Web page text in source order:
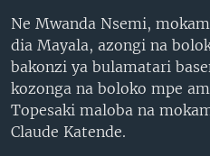
Ne Mwanda Nsemi,
dia Mayala, azongi na
bakonzi ya bulamatari
kozonga na boloko mpe
Topesaki maloba na
Claude Katende.